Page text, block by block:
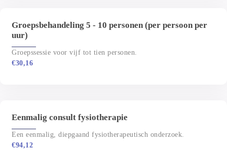
Groepsbehandeling 5 - 10 personen (per persoon per
uur)
Groepssessie voor vijf tot tien personen.
€30,16
Eenmalig consult fysiotherapie
Een eenmalig, diepgaand fysiotherapeutisch onderzoek.
€94,12